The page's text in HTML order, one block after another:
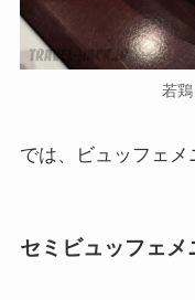
若
では、ビュッフェメ
セミビュッフェメ